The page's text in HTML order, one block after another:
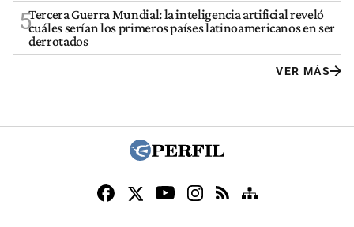
5Tercera Guerra Mundial: la inteligencia artificial reveló
cuáles serían los primeros países latinoamericanos en ser
derrotados
VER MÁS